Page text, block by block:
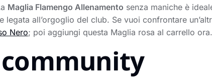
Maglia Flamengo Allenamento senza maniche è
all’orgoglio del club. Se vuoi confrontare
Nero; poi aggiungi questa Maglia rosa al carrello ora.